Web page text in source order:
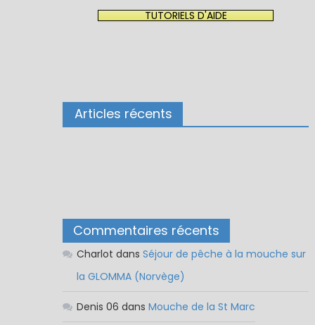
TUTORIELS D'AIDE
Articles récents
Commentaires récents
Charlot dans Séjour de pêche à la mouche sur
la GLOMMA (Norvège)
Denis 06 dans Mouche de la St Marc